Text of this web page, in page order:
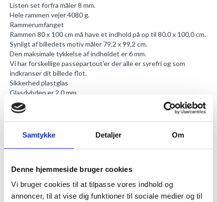
Samtykke Detaljer Om
Denne hjemmeside bruger cookies
Vi bruger cookies til at tilpasse vores indhold og
annoncer, til at vise dig funktioner til sociale medier og til
Listen set forfra måler 8 mm.
Hele rammen vejer 4080 g.
Rammerumfanget
Rammen 80 x 100 cm må have et indhold på op til 80,0 x 100,0 cm.
Synligt af billedets motiv måler 79,2 x 99,2 cm.
Den maksimale tykkelse af indholdet er 6 mm.
Vi har forskelligepassepartout'erder alle er syrefri og som
indkranser dit billede flot.
Sikkerhed plastglas
Glasdybden er 2,0 mm.
Akryl plexiglassets fordel er, at det er farveneutralt så der ikke
opstår en grøn farvenuance, som ses i andre glastyper.
Lysgennemtrængelsen ligger på 76%.
Med 52% vil UV-strålerne i lyset blive blokeret.
Er du ikke helt overbevist endnu? Du kan altid se vores andet
sikkerhedsglas, som vi har liggende. Nemlig det
solide pleximateriale, men da det bryder med lysreflekserne, er
det også i den højere prisklasse.
Vores egen fnugfristøvekludder er ikke-slibende, anbefaler vi til
rengøring af ramme og frontglas. Har din ramme fedtpletter fra